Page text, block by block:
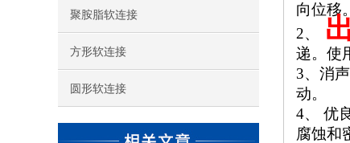
聚胺脂软连接
方形软连接
圆形软连接
向位移。
2、
递。使
3、 消
动。
4、 优
腐蚀和